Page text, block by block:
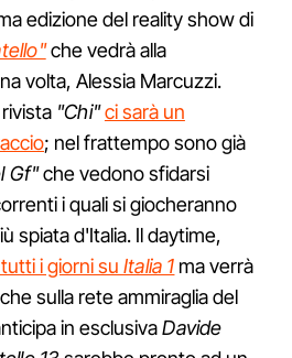
edizione del reality show di
che vedrà alla
volta, Alessia Marcuzzi.
"Chi"ci sarà un
; nel frattempo sono già
Gf"che vedono sfidarsi
i quali si giocheranno
spiata d'Italia. Il daytime,
i giorni su Italia 1 ma verrà
sulla rete ammiraglia del
in esclusivaDavide